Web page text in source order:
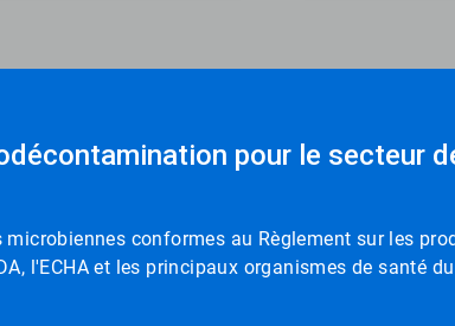
pour le secteur
conformes au Règlement sur les
l'ECHA et les principaux organismes de santé du